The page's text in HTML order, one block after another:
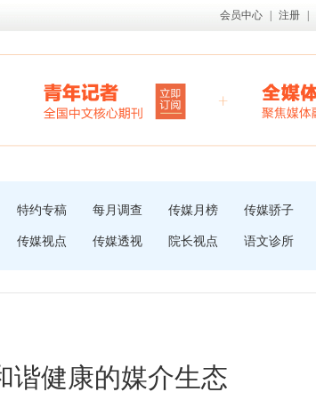
会员中心 注册
特约专稿 每月调查 传媒月榜 传媒骄子
传媒视点 传媒透视 院长视点 语文诊所
谐健康的媒介生态